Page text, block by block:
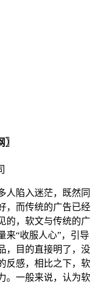
人陷入迷茫，既然同
，而传统的广告已经
的，软文与传统的广
来“收服人心”，引导
，目的直接明了，没
反感，相比之下，软
。一般来说，认为软